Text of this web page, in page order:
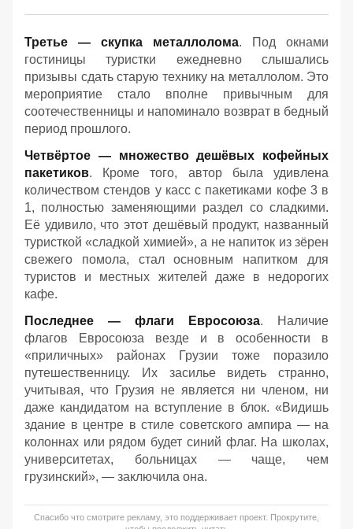
Третье — скупка металлолома. Под окнами
гостиницы туристки ежедневно слышались
призывы сдать старую технику на металлолом. Это
мероприятие стало вполне привычным для
соотечественницы и напоминало возврат в бедный
период прошлого.
Четвёртое — множество дешёвых кофейных
пакетиков. Кроме того, автор была удивлена
количеством стендов у касс с пакетиками кофе 3 в
1, полностью заменяющими раздел со сладкими.
Её удивило, что этот дешёвый продукт, названный
туристкой «сладкой химией», а не напиток из зёрен
свежего помола, стал основным напитком для
туристов и местных жителей даже в недорогих
кафе.
Последнее — флаги Евросоюза. Наличие
флагов Евросоюза везде и в особенности в
«приличных» районах Грузии тоже поразило
путешественницу. Их засилье видеть странно,
учитывая, что Грузия не является ни членом, ни
даже кандидатом на вступление в блок. «Видишь
здание в центре в стиле советского ампира — на
колоннах или рядом будет синий флаг. На школах,
университетах, больницах — чаще, чем
грузинский», — заключила она.
Спасибо что смотрите рекламу, это поддерживает проект. Прокрутите,